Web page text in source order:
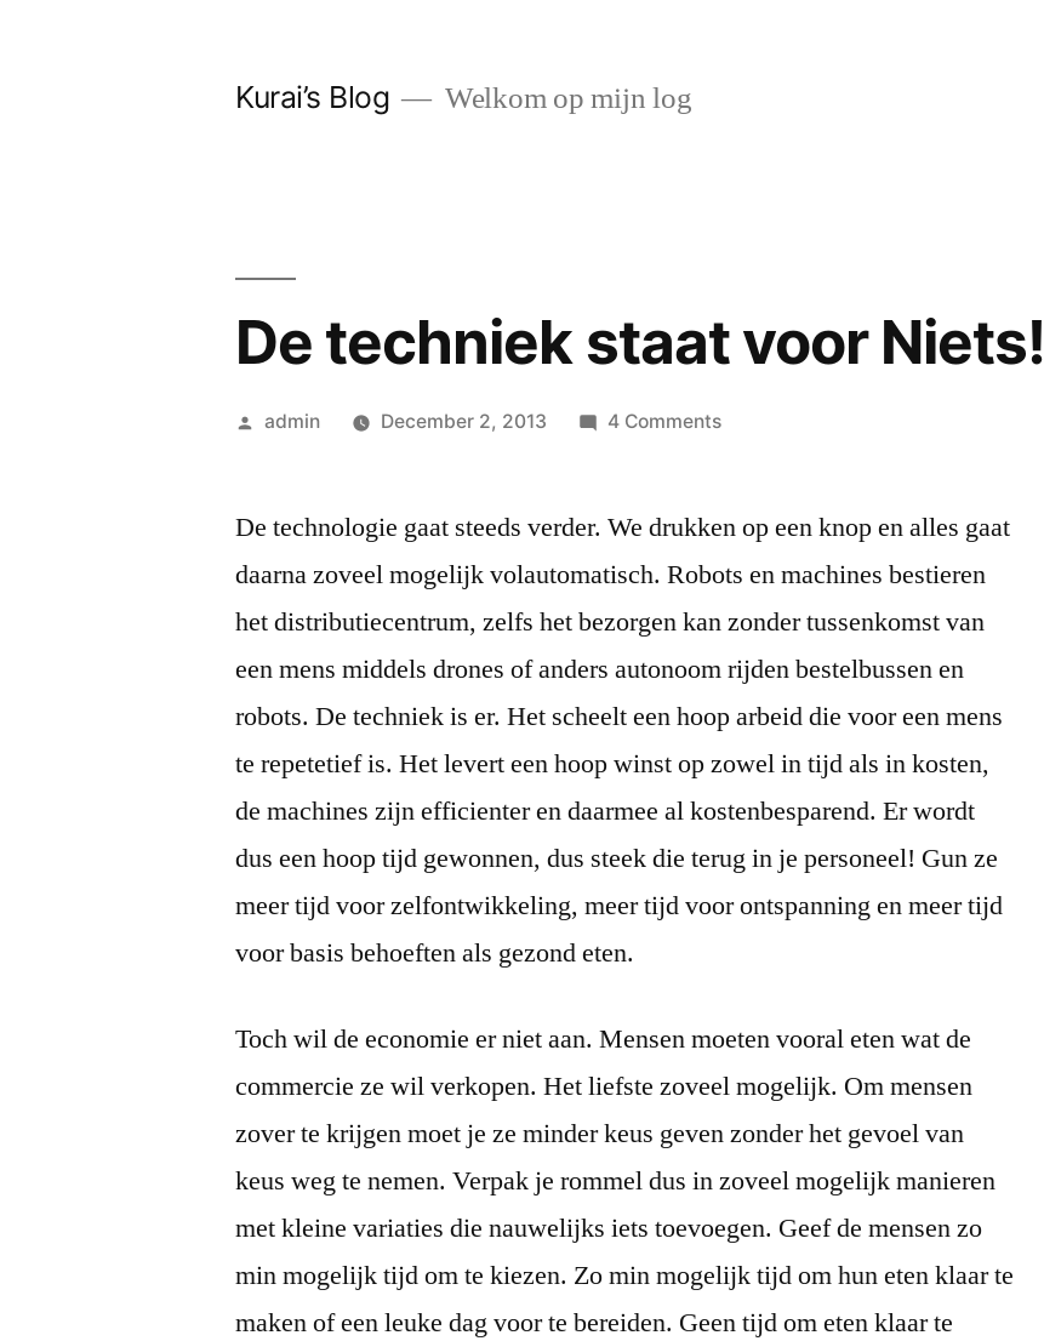
Kurai’s Blog Welkom op mijn log
De techniek staat voor Niets!
Posted
admin December 2, 2013 4 Commentson
staat
Niets!
De technologie gaat steeds verder. We drukken op een knop en alles gaat
daarna zoveel mogelijk volautomatisch. Robots en machines bestieren
het distributiecentrum, zelfs het bezorgen kan zonder tussenkomst van
een mens middels drones of anders autonoom rijden bestelbussen en
robots. De techniek is er. Het scheelt een hoop arbeid die voor een mens
te repetetief is. Het levert een hoop winst op zowel in tijd als in kosten,
de machines zijn efficienter en daarmee al kostenbesparend. Er wordt
dus een hoop tijd gewonnen, dus steek die terug in je personeel! Gun ze
meer tijd voor zelfontwikkeling, meer tijd voor ontspanning en meer tijd
voor basis behoeften als gezond eten.
Toch wil de economie er niet aan. Mensen moeten vooral eten wat de
commercie ze wil verkopen. Het liefste zoveel mogelijk. Om mensen
zover te krijgen moet je ze minder keus geven zonder het gevoel van
keus weg te nemen. Verpak je rommel dus in zoveel mogelijk manieren
met kleine variaties die nauwelijks iets toevoegen. Geef de mensen zo
min mogelijk tijd om te kiezen. Zo min mogelijk tijd om hun eten klaar te
maken of een leuke dag voor te bereiden. Geen tijd om eten klaar te